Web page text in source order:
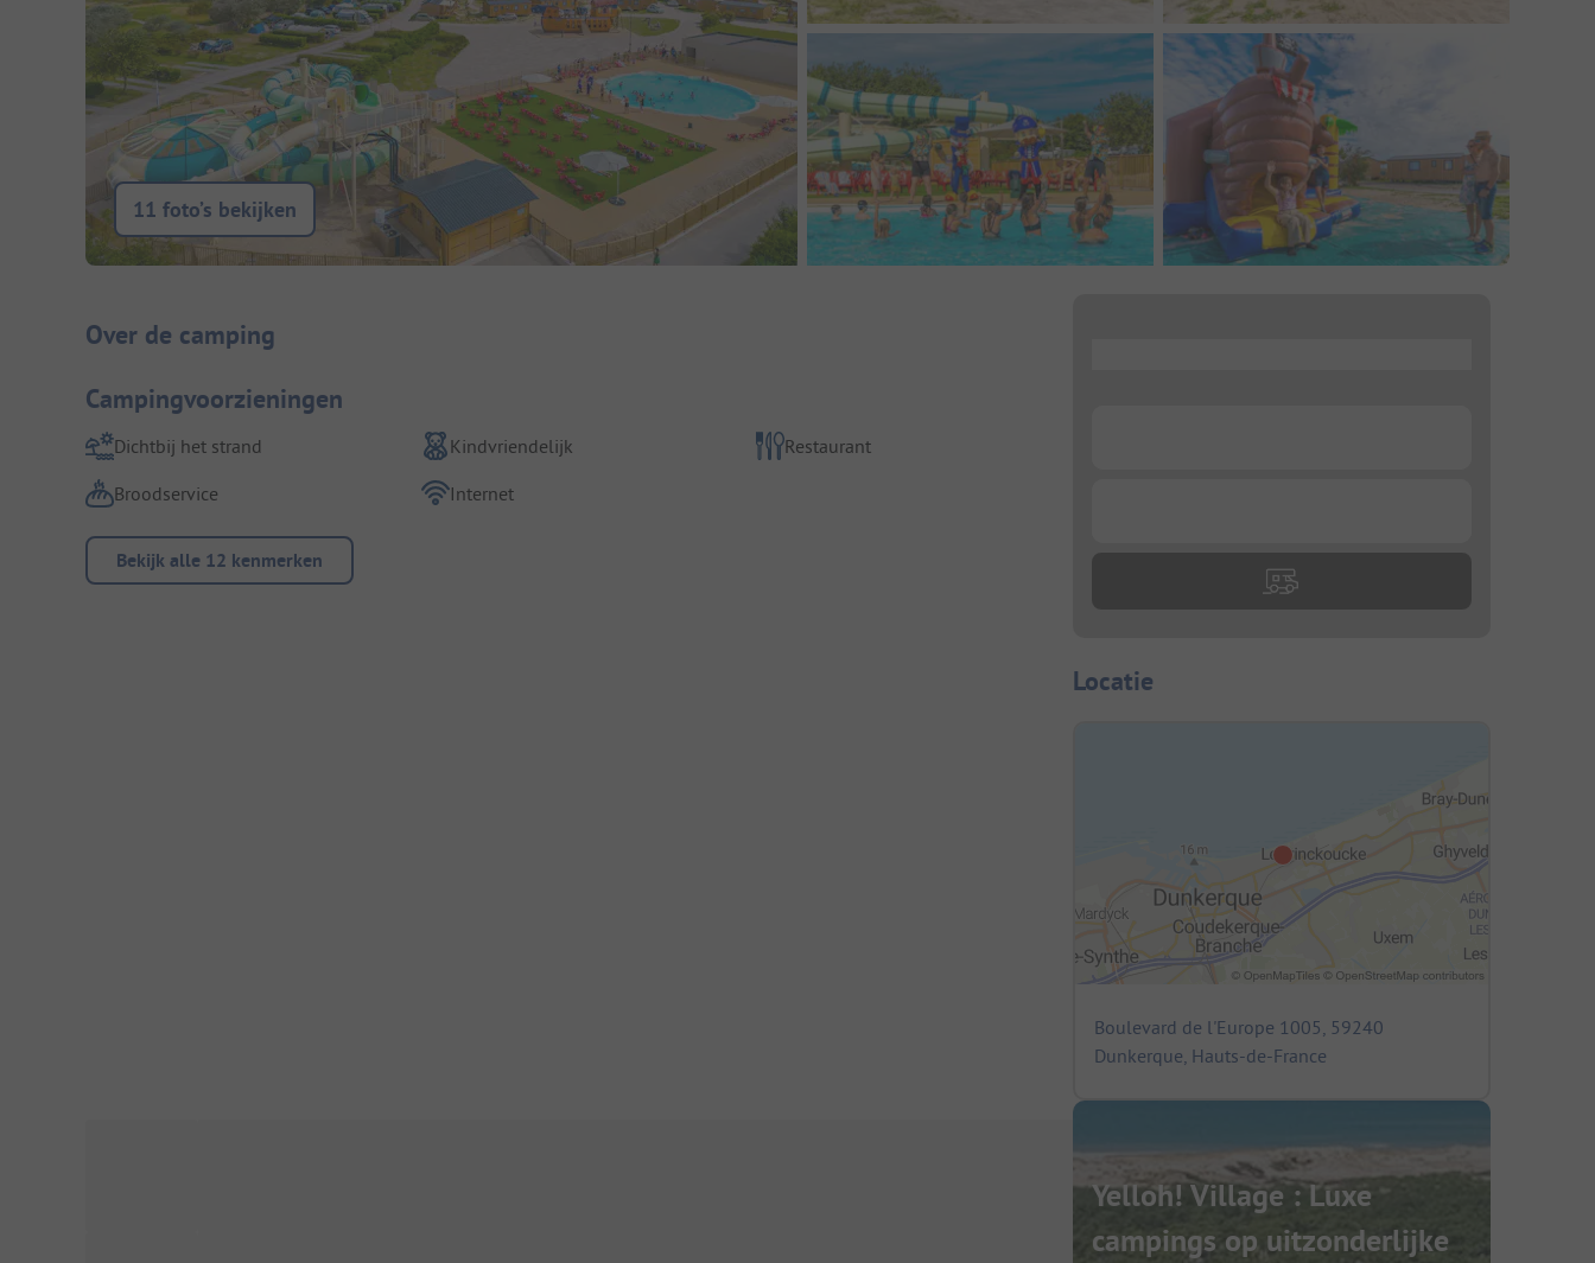
11 foto’s bekijken
Camping introductie
Over de camping
Campingvoorzieningen
Dichtbij het strand Kindvriendelijk
Restaurant
Broodservice
Internet
Bekijk alle 12 kenmerken
Locatie
Boulevard de l'Europe 1005, 59240
Dunkerque, Hauts-de-France
Yelloh! Village : Luxe
campings op uitzonderlijke